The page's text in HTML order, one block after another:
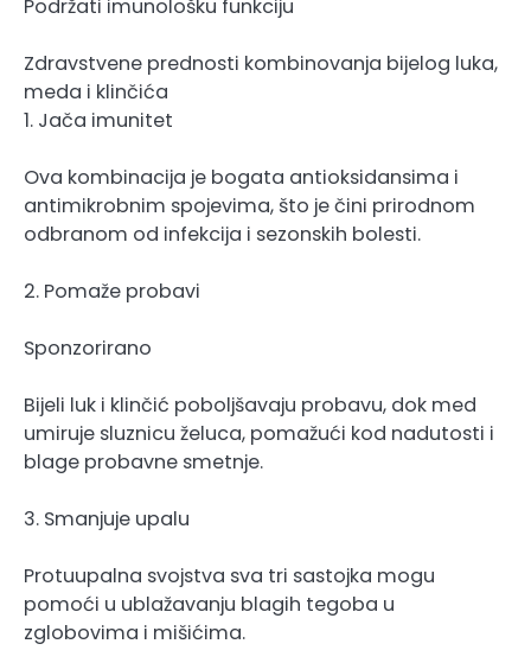
Podržati imunološku funkciju
Zdravstvene prednosti kombinovanja bijelog luka,
meda i klinčića
1. Jača imunitet
Ova kombinacija je bogata antioksidansima i
antimikrobnim spojevima, što je čini prirodnom
odbranom od infekcija i sezonskih bolesti.
2. Pomaže probavi
Sponzorirano
Bijeli luk i klinčić poboljšavaju probavu, dok med
umiruje sluznicu želuca, pomažući kod nadutosti i
blage probavne smetnje.
3. Smanjuje upalu
Protuupalna svojstva sva tri sastojka mogu
pomoći u ublažavanju blagih tegoba u
zglobovima i mišićima.